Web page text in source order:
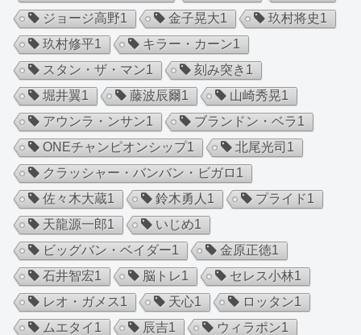
ジョージ高野1 金子晃大1 玖村将史1
玖村修平1 キラー・カーン1
スタン・ザ・マン1 刻み突き 1
堀井翼1 藤波辰爾1 山崎秀晃1
アウンラ・ンサン1 ブランドン・ベラ1
ONEチャンピオンシップ1 北尾光司 1
クラッシャー・バンバン・ビガロ 1
佐々木大蔵1 鈴木勇人 1 プライド1
天龍源一郎1 いじめ1
ビッグバン・ベイダー1 金原正徳1
石井智宏1 脳トレ1 セレス小林1
レオ・ガメス1 天心1 ロッタン1
ムエタイ 1 辰吉1 ウィラポン1